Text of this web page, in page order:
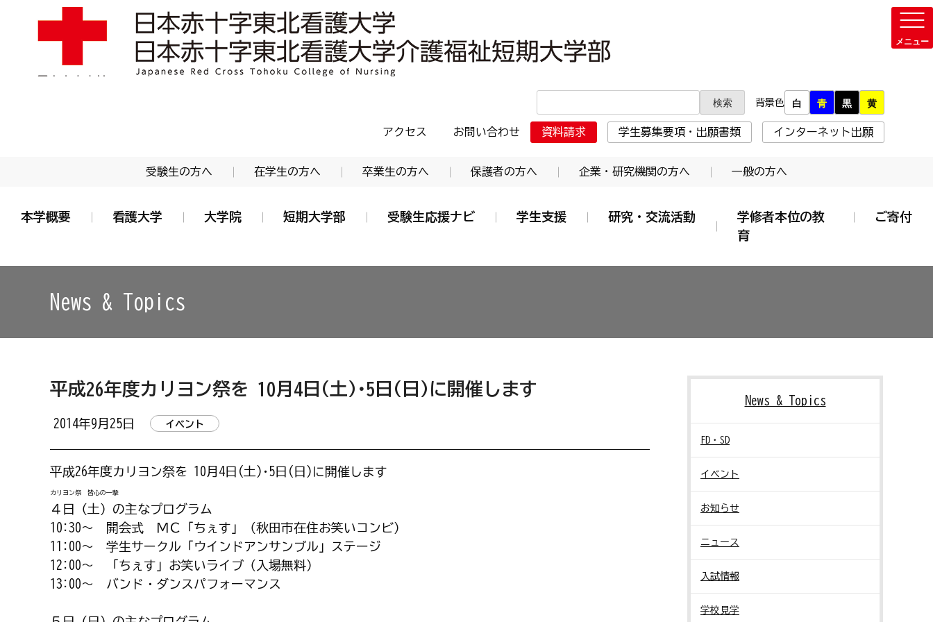
学校法人 日本赤十字学園 日本赤十字東北看護大学・日本赤十字東北看護大学介護福祉短期大学部
背景色 白 青 黒 黄
アクセス お問い合わせ 資料請求 学生募集要項・出願書類 インターネット出願
受験生の方へ 在学生の方へ 卒業生の方へ 保護者の方へ 企業・研究機関の方へ 一般の方へ
本学概要 看護大学 大学院 短期大学部 受験生応援ナビ 学生支援 研究・交流活動
学修者本位の教
育
ご寄付
News & Topics
平成26年度カリヨン祭を 10月4日(土)･5日(日)に開催します
2014年9月25日 イベント
平成26年度カリヨン祭を 10月4日(土)･5日(日)に開催します
カリヨン祭 皆心の一撃
４日（土）の主なプログラム
10:30～ 開会式 ＭＣ「ちぇす」（秋田市在住お笑いコンビ）
11:00～ 学生サークル「ウインドアンサンブル」ステージ
12:00～ 「ちぇす」お笑いライブ（入場無料）
13:00～ バンド・ダンスパフォーマンス
News & Topics
FD・SD
イベント
お知らせ
ニュース
入試情報
学校見学